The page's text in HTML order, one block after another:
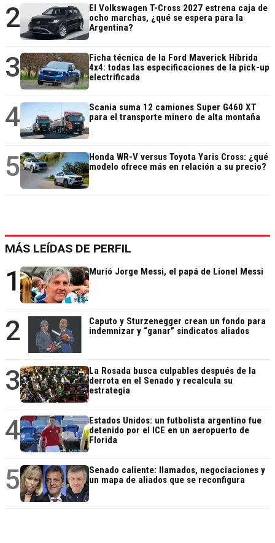
2
El Volkswagen T-Cross 2027 estrena caja de
ocho marchas, ¿qué se espera para la
Argentina?
3
Ficha técnica de la Ford Maverick Híbrida
4x4: todas las especificaciones de la pick-up
electrificada
4
Scania suma 12 camiones Super G460 XT
para el transporte minero de alta montaña
5
Honda WR-V versus Toyota Yaris Cross: ¿qué
modelo ofrece más en relación a su precio?
MÁS LEÍDAS DE PERFIL
1 Murió Jorge Messi, el papá de Lionel Messi
2
Caputo y Sturzenegger crean un fondo para
indemnizar y “ganar” sindicatos aliados
3
La Rosada busca culpables después de la
derrota en el Senado y recalcula su
estrategia
4
Estados Unidos: un futbolista argentino fue
detenido por el ICE en un aeropuerto de
Florida
5
Senado caliente: llamados, negociaciones y
un mapa de aliados que se reconfigura